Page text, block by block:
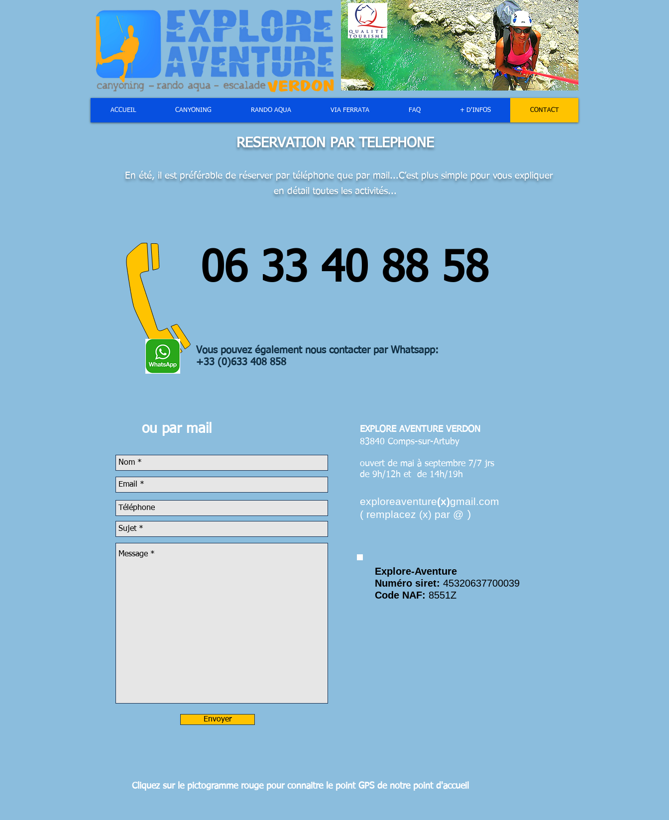
RESERVATION PAR TELEPHONE
En été, il est préférable de réserver par téléphone que par mail...C’est plus simple pour vous expliquer
en détail toutes les activités...
06 33 40 88 58
Vous pouvez également nous contacter par Whatsapp:
+33 (0)633 408 858
ou par mail
Envoyer
EXPLORE AVENTURE VERDON
83840 Comps-sur-Artuby
ouvert de mai à septembre 7/7 jrs
de 9h/12h et de 14h/19h
exploreaventure(x)gmail.com
( remplacez (x) par @ )
Explore-Aventure
Numéro siret: 45320637700039
Code NAF: 8551Z
Cliquez sur le pictogramme rouge pour connaitre le point GPS de notre point d'accueil
ACCUEIL CANYONING RANDO AQUA VIA FERRATA FAQ + D'INFOS CONTACT